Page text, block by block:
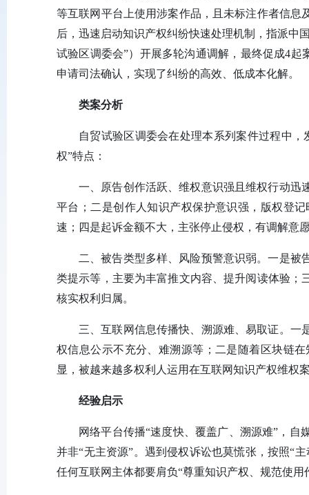
等互联网平台上使用涉案作品，且未标注作者信
后，迅速启动知识产权纠纷快速处理机制，指派中
试验区调委会”）开展多轮沟通调解，最终促成4
申请司法确认，实现了纠纷的高效、低成本化解。
类案分析
自贸试验区调委会在处理本系列案件过程中
权”特点：
一、原告创作活跃、维权意识强且维权行动迅
平台；二是创作人知识产权保护意识强，版权登
速；四是起诉金额不大，主张停止侵权，有调解意
二、被告类型多样、风险预警意识弱。一是
类提示等，主要为丰富推文内容、提升阅读体验
核实权利归属。
三、互联网信息传播快、溯源难、易取证。一
权信息公示不充分、难溯源等；二是随着区块链
显，被越来越多权利人运用在互联网知识产权维权
经验启示
网络平台传播“速度快、覆盖广、溯源难”，
并非“无主资源”。遇到侵权诉讼也莫慌张，按照“
任何互联网主体都要肩负“尊重知识产权、规范使